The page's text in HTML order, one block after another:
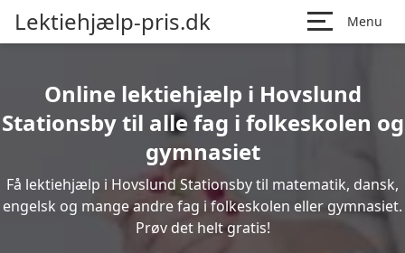
Lektiehjælp-pris.dk Menu
Online lektiehjælp i Hovslund
Stationsby til alle fag i folkeskolen og
gymnasiet
Få lektiehjælp i Hovslund Stationsby til matematik, dansk,
engelsk og mange andre fag i folkeskolen eller gymnasiet.
Prøv det helt gratis!